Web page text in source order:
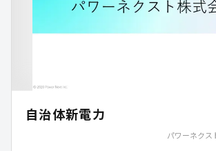
自治体新電力
パワーネクス